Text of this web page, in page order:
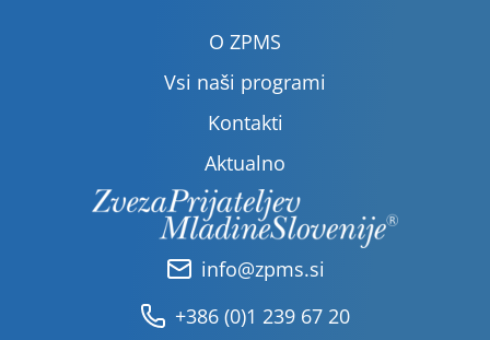
O ZPMS
Vsi naši programi
Kontakti
Aktualno
info@zpms.si
+386 (0)1 239 67 20